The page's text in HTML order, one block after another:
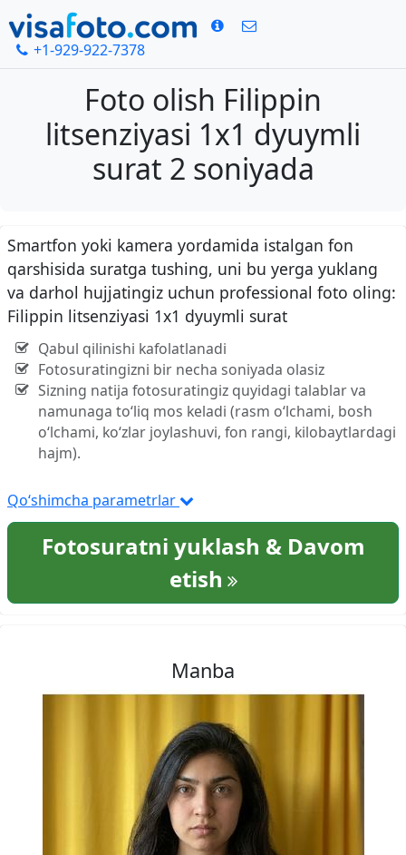
+1-929-922-7378
Foto olish Filippin
litsenziyasi 1x1 dyuymli
surat 2 soniyada
Smartfon yoki kamera yordamida istalgan fon
qarshisida suratga tushing, uni bu yerga yuklang
va darhol hujjatingiz uchun professional foto oling:
Filippin litsenziyasi 1x1 dyuymli surat
Qabul qilinishi kafolatlanadi
Fotosuratingizni bir necha soniyada olasiz
Sizning natija fotosuratingiz quyidagi talablar va
namunaga to‘liq mos keladi (rasm o‘lchami, bosh
o‘lchami, ko‘zlar joylashuvi, fon rangi, kilobaytlardagi
hajm).
Qo‘shimcha parametrlar
Fotosuratni yuklash & Davom
etish
Manba